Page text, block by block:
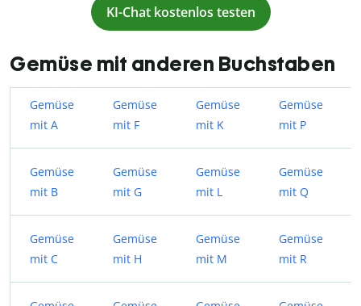
KI-Chat kostenlos testen
Gemüse mit anderen Buchstaben
Gemüse
mit A
Gemüse
mit F
Gemüse
mit K
Gemüse
mit P
Gemüse
mit B
Gemüse
mit G
Gemüse
mit L
Gemüse
mit Q
Gemüse
mit C
Gemüse
mit H
Gemüse
mit M
Gemüse
mit R